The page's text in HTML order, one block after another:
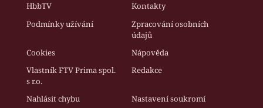
HbbTV
Kontakty
Podmínky užívání
Zpracování osobních
údajů
Cookies
Nápověda
Vlastník FTV Prima spol.
s r.o.
Redakce
Nahlásit chybu Nastavení soukromí